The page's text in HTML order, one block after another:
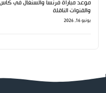
والقنوات الناقلة
يونيو 16, 2026